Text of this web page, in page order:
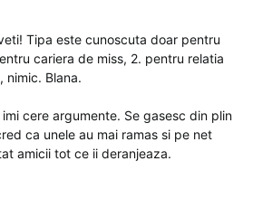
Tipa este cunoscuta doar pentru
cariera de miss, 2. pentru relatia
nimic. Blana.
cere argumente. Se gasesc din plin
ca unele au mai ramas si pe net
amicii tot ce ii deranjeaza.